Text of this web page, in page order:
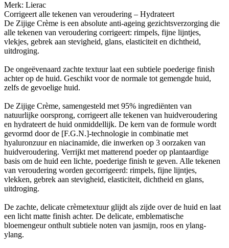
Merk: Lierac
Corrigeert alle tekenen van veroudering – Hydrateert
De Zijige Crème is een absolute anti-ageing gezichtsverzorging die
alle tekenen van veroudering corrigeert: rimpels, fijne lijntjes,
vlekjes, gebrek aan stevigheid, glans, elasticiteit en dichtheid,
uitdroging.
De ongeëvenaard zachte textuur laat een subtiele poederige finish
achter op de huid. Geschikt voor de normale tot gemengde huid,
zelfs de gevoelige huid.
De Zijige Crème, samengesteld met 95% ingrediënten van
natuurlijke oorsprong, corrigeert alle tekenen van huidveroudering
en hydrateert de huid onmiddellijk. De kern van de formule wordt
gevormd door de [F.G.N.]-technologie in combinatie met
hyaluronzuur en niacinamide, die inwerken op 3 oorzaken van
huidveroudering. Verrijkt met matterend poeder op plantaardige
basis om de huid een lichte, poederige finish te geven. Alle tekenen
van veroudering worden gecorrigeerd: rimpels, fijne lijntjes,
vlekken, gebrek aan stevigheid, elasticiteit, dichtheid en glans,
uitdroging.
De zachte, delicate crèmetextuur glijdt als zijde over de huid en laat
een licht matte finish achter. De delicate, emblematische
bloemengeur onthult subtiele noten van jasmijn, roos en ylang-
ylang.